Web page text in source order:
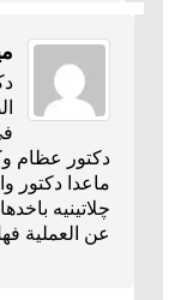
دكتور عظام
ماعدا دكتور
چلاتينيه
عن العملية